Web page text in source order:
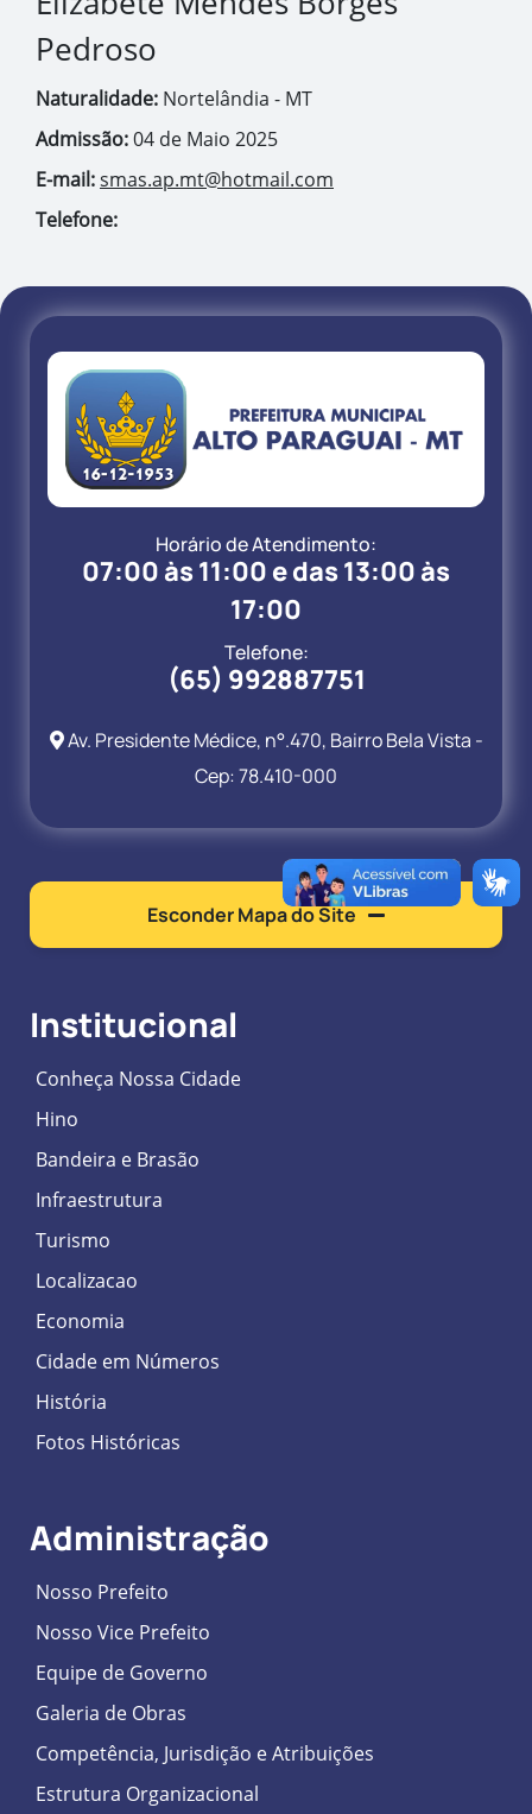
Pedroso
Naturalidade: Nortelândia - MT
Admissão:04 de Maio 2025
E-mail:smas.ap.mt@hotmail.com
Telefone:
Horário de Atendimento:
07:00 às 11:00 e das 13:00 às
17:00
Telefone:
(65) 992887751
Av. Presidente Médice, n°.470, Bairro Bela Vista -
Cep: 78.410-000
Esconder Mapa do Site
Institucional
Conheça Nossa Cidade
Hino
Bandeira e Brasão
Infraestrutura
Turismo
Localizacao
Economia
Cidade em Números
História
Fotos Históricas
Administração
Nosso Prefeito
Nosso Vice Prefeito
Equipe de Governo
Galeria de Obras
Competência, Jurisdição e Atribuições
Estrutura Organizacional